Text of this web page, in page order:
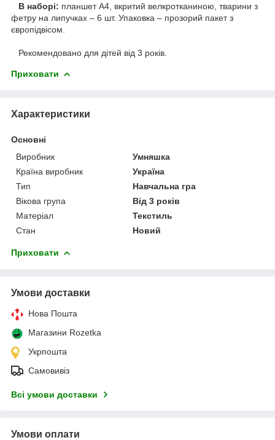
В наборі: планшет А4, вкритий велкротканиною, тварини з
фетру на липучках – 6 шт. Упаковка – прозорий пакет з
європідвісом.
Рекомендовано для дітей від 3 років.
Приховати
Характеристики
Основні
Виробник
Умняшка
Країна виробник
Україна
Тип
Навчальна гра
Вікова група
Від 3 років
Матеріал
Текстиль
Стан
Новий
Приховати
Умови доставки
Нова Пошта
Магазини Rozetka
Укрпошта
Самовивіз
Всі умови доставки
Умови оплати